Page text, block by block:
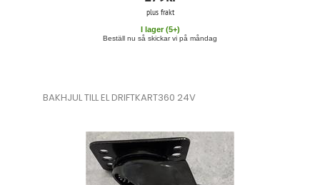
plus frakt
I lager (5+)
Beställ nu så skickar vi på måndag
BAKHJUL TILL EL DRIFTKART360 24V